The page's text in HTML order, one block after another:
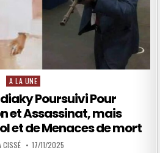
Posted
in
A LA UNE
Poursuivi Pour
et Assassinat, mais
et de Menaces de mort
CISSÉ 17/11/2025